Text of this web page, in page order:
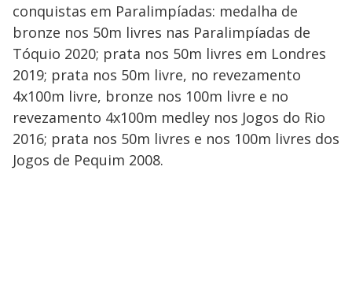
conquistas em Paralimpíadas: medalha de
bronze nos 50m livres nas Paralimpíadas de
Tóquio 2020; prata nos 50m livres em Londres
2019; prata nos 50m livre, no revezamento
4x100m livre, bronze nos 100m livre e no
revezamento 4x100m medley nos Jogos do Rio
2016; prata nos 50m livres e nos 100m livres dos
Jogos de Pequim 2008.